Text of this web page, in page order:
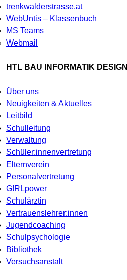
trenkwalderstrasse.at
WebUntis – Klassenbuch
MS Teams
Webmail
HTL BAU INFORMATIK DESIGN
Über uns
Neuigkeiten & Aktuelles
Leitbild
Schulleitung
Verwaltung
Schüler:innenvertretung
Elternverein
Personalvertretung
G!RLpower
Schulärztin
Vertrauenslehrer:innen
Jugendcoaching
Schulpsychologie
Bibliothek
Versuchsanstalt